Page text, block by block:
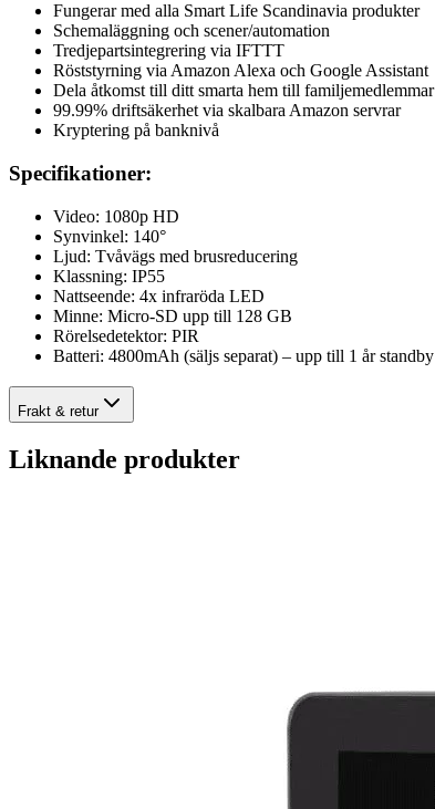
Fungerar med alla Smart Life Scandinavia produkter
Schemaläggning och scener/automation
Tredjepartsintegrering via IFTTT
Röststyrning via Amazon Alexa och Google Assistant
Dela åtkomst till ditt smarta hem till familjemedlemmar
99.99% driftsäkerhet via skalbara Amazon servrar
Kryptering på banknivå
Specifikationer:
Video: 1080p HD
Synvinkel: 140°
Ljud: Tvåvägs med brusreducering
Klassning: IP55
Nattseende: 4x infraröda LED
Minne: Micro-SD upp till 128 GB
Rörelsedetektor: PIR
Batteri: 4800mAh (säljs separat) – upp till 1 år standby
Frakt & retur
Liknande produkter